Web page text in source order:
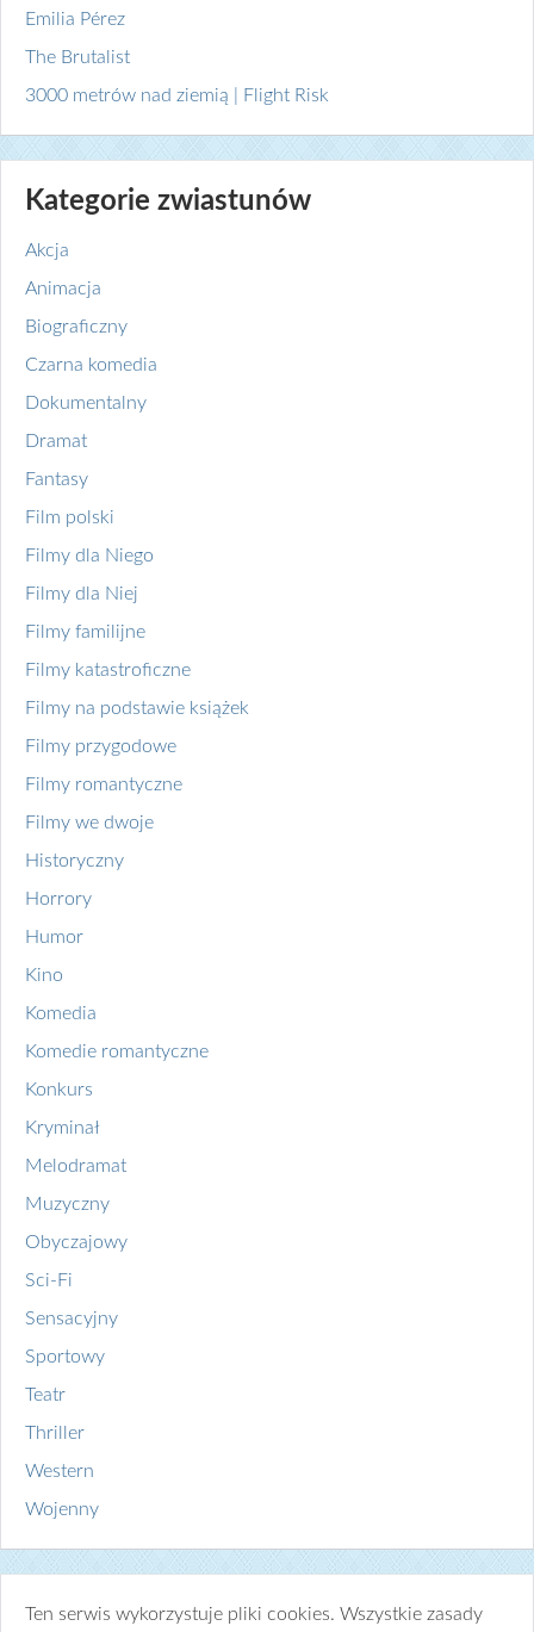
Emilia Pérez
The Brutalist
3000 metrów nad ziemią | Flight Risk
Kategorie zwiastunów
Akcja
Animacja
Biograficzny
Czarna komedia
Dokumentalny
Dramat
Fantasy
Film polski
Filmy dla Niego
Filmy dla Niej
Filmy familijne
Filmy katastroficzne
Filmy na podstawie książek
Filmy przygodowe
Filmy romantyczne
Filmy we dwoje
Historyczny
Horrory
Humor
Kino
Komedia
Komedie romantyczne
Konkurs
Kryminał
Melodramat
Muzyczny
Obyczajowy
Sci-Fi
Sensacyjny
Sportowy
Teatr
Thriller
Western
Wojenny
Ten serwis wykorzystuje pliki cookies. Wszystkie zasady